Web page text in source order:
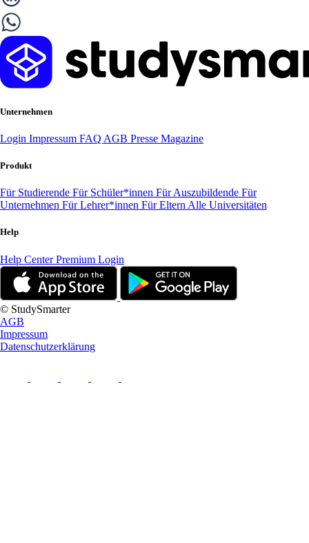
Unternehmen
Login Impressum FAQ AGB Presse Magazine
Produkt
Für Studierende Für Schüler*innen Für Auszubildende Für
Unternehmen Für Lehrer*innen Für Eltern Alle Universitäten
Help
Help CenterPremium Login
© StudySmarter
AGB
Impressum
Datenschutzerklärung